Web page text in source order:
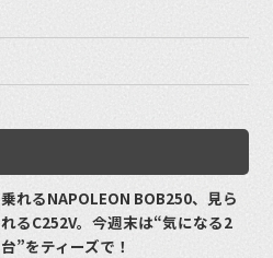
乗れるNAPOLEON BOB250、見ら
れるC252V。今週末は“気になる2
台”をティーズで！